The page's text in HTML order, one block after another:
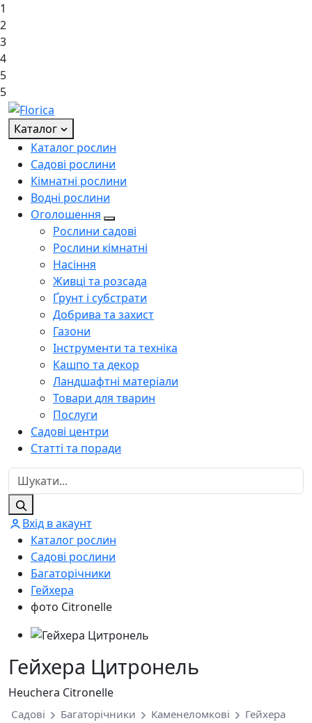
1
2
3
4
5
5
Каталог
Каталог рослин
Садові рослини
Кімнатні рослини
Водні рослини
Оголошення
Рослини садові
Рослини кімнатні
Насіння
Живці та розсада
Ґрунт і субстрати
Добрива та захист
Газони
Інструменти та техніка
Кашпо та декор
Ландшафтні матеріали
Товари для тварин
Послуги
Садові центри
Статті та поради
Вхід в акаунт
Каталог рослин
Садові рослини
Багаторічники
Гейхера
фото Citronelle
Гейхера Цитронель
Heuchera Citronelle
Садові Багаторічники Каменеломкові Гейхера